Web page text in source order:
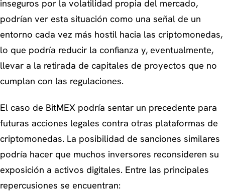
inseguros por la volatilidad propia del mercado,
podrían ver esta situación como una señal de un
entorno cada vez más hostil hacia las criptomonedas,
lo que podría reducir la confianza y, eventualmente,
llevar a la retirada de capitales de proyectos que no
cumplan con las regulaciones.
El caso de BitMEX podría sentar un precedente para
futuras acciones legales contra otras plataformas de
criptomonedas. La posibilidad de sanciones similares
podría hacer que muchos inversores reconsideren su
exposición a activos digitales. Entre las principales
repercusiones se encuentran: